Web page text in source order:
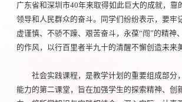
广东省和深圳市40年来取得如此巨大的成就，靠
领导和人民群众的奋斗。同学们纷纷表示，要牢
虚谨慎、不骄不躁、艰苦奋斗，永葆“闯”的精神
的作风，以行百里者半九十的清醒不懈创造未来
社会实践课程，是教学计划的重要组成部分
能力的第二课堂，旨在加强学生的探索精神、创